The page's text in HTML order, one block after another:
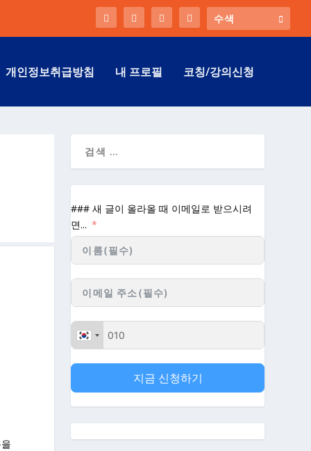
개인정보취급방침 내 프로필 코칭/강의신청
### 새 글이 올라올 때 이메일로 받으시려
면...
지금 신청하기